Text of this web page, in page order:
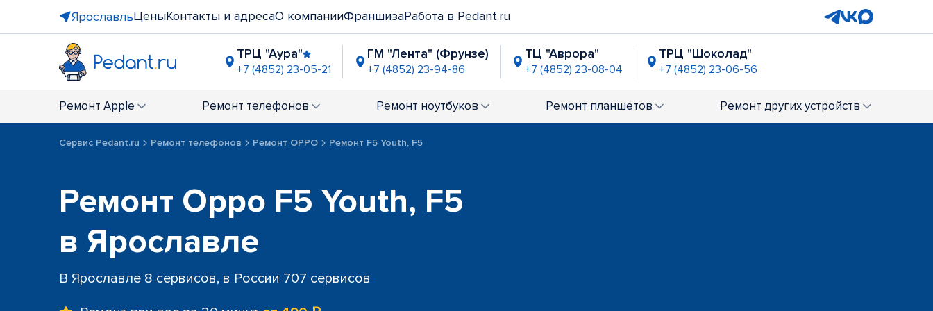
ЯрославльЦеныКонтакты и адресаО компанииФраншизаРабота в Pedant.ru
ТРЦ "Аура"
+7 (4852) 23-05-21
ГМ "Лента" (Фрунзе)
+7 (4852) 23-94-86
ТЦ "Аврора"
+7 (4852) 23-08-04
ТРЦ "Шоколад"
+7 (4852) 23-06-56
+7 (4852) 23-04-83 +7 (4852) 60-76-37 +7 (4852) 23-02-62 +7 (4852) 60-71-76
Ремонт Apple Ремонт телефонов Ремонт ноутбуков Ремонт планшетов Ремонт других устройств
Сервис Pedant.ru Ремонт телефонов Ремонт OPPO Ремонт F5 Youth, F5
Ремонт Oppo F5 Youth, F5
в Ярославле
В Ярославле 8 сервисов, в России 707 сервисов